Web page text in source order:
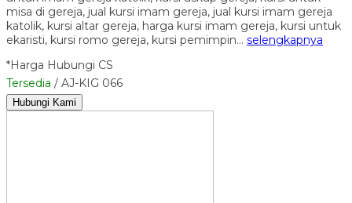
misa di gereja, jual kursi imam gereja, jual kursi imam gereja
katolik, kursi altar gereja, harga kursi imam gereja, kursi untuk
ekaristi, kursi romo gereja, kursi pemimpin… selengkapnya
*Harga Hubungi CS
Tersedia / AJ-KIG 066
Hubungi Kami